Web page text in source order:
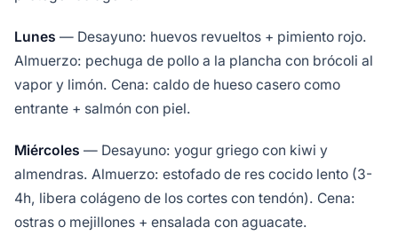
Lunes — Desayuno: huevos revueltos + pimiento rojo.
Almuerzo: pechuga de pollo a la plancha con brócoli al
vapor y limón. Cena: caldo de hueso casero como
entrante + salmón con piel.
Miércoles — Desayuno: yogur griego con kiwi y
almendras. Almuerzo: estofado de res cocido lento (3-
4h, libera colágeno de los cortes con tendón). Cena:
ostras o mejillones + ensalada con aguacate.